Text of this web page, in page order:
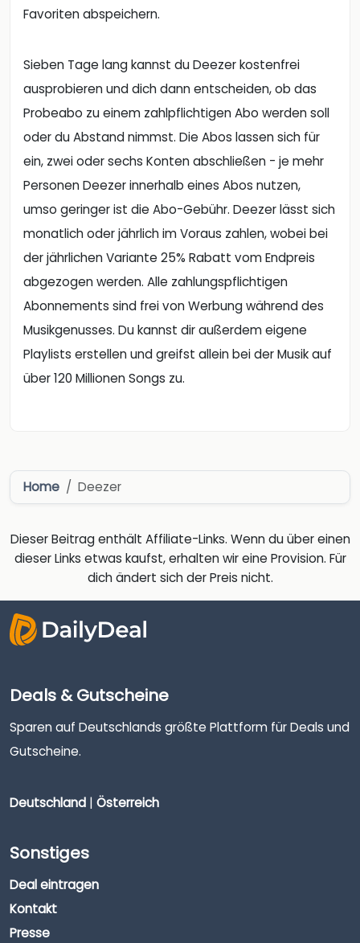
Favoriten abspeichern.
Sieben Tage lang kannst du Deezer kostenfrei
ausprobieren und dich dann entscheiden, ob das
Probeabo zu einem zahlpflichtigen Abo werden soll
oder du Abstand nimmst. Die Abos lassen sich für
ein, zwei oder sechs Konten abschließen - je mehr
Personen Deezer innerhalb eines Abos nutzen,
umso geringer ist die Abo-Gebühr. Deezer lässt sich
monatlich oder jährlich im Voraus zahlen, wobei bei
der jährlichen Variante 25% Rabatt vom Endpreis
abgezogen werden. Alle zahlungspflichtigen
Abonnements sind frei von Werbung während des
Musikgenusses. Du kannst dir außerdem eigene
Playlists erstellen und greifst allein bei der Musik auf
über 120 Millionen Songs zu.
Home Deezer
Dieser Beitrag enthält Affiliate-Links. Wenn du über einen
dieser Links etwas kaufst, erhalten wir eine Provision. Für
dich ändert sich der Preis nicht.
Deals & Gutscheine
Sparen auf Deutschlands größte Plattform für Deals und
Gutscheine.
Deutschland | Österreich
Sonstiges
Deal eintragen
Kontakt
Presse